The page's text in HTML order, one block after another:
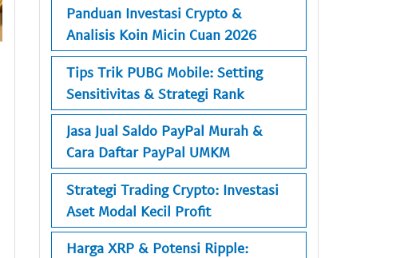
Panduan Investasi Crypto &
Analisis Koin Micin Cuan 2026
Tips Trik PUBG Mobile: Setting
Sensitivitas & Strategi Rank
Jasa Jual Saldo PayPal Murah &
Cara Daftar PayPal UMKM
Strategi Trading Crypto: Investasi
Aset Modal Kecil Profit
Harga XRP & Potensi Ripple: